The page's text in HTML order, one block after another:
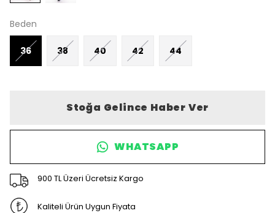
Beden
36 38 40 42 44
Stoğa Gelince Haber Ver
WHATSAPP
900 TL Üzeri Ücretsiz Kargo
Kaliteli Ürün Uygun Fiyata